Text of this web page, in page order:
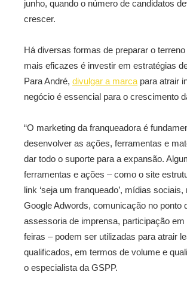
junho, quando o número de candidatos
crescer.
Há diversas formas de preparar o
mais eficazes é investir em estratégias
Para André, divulgar a marca para atrair
negócio é essencial para o crescimento
“O marketing da franqueadora é
desenvolver as ações, ferramentas e
dar todo o suporte para a expansão.
ferramentas e ações – como o site
link ‘seja um franqueado’, mídias sociais,
Google Adwords, comunicação no ponto
assessoria de imprensa, participação em
feiras – podem ser utilizadas para atrair
qualificados, em termos de volume e
o especialista da GSPP.